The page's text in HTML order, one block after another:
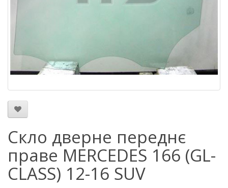
Скло дверне переднє
праве MERCEDES 166 (GL-
CLASS) 12-16 SUV